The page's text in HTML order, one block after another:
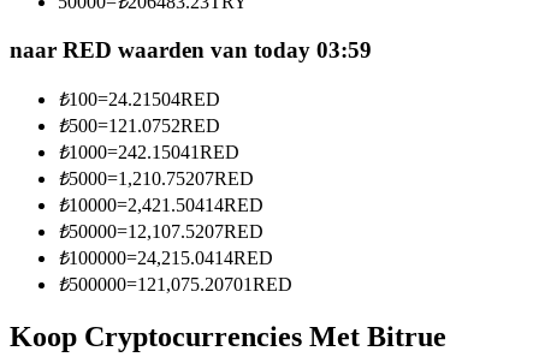
Big data-analyse inclusief handelsinformatie, enz.
naar RED waarden van today 03:59
₺100=24.21504RED
₺500=121.0752RED
₺1000=242.15041RED
₺5000=1,210.75207RED
₺10000=2,421.50414RED
₺50000=12,107.5207RED
₺100000=24,215.0414RED
₺500000=121,075.20701RED
Koop Cryptocurrencies Met Bitrue